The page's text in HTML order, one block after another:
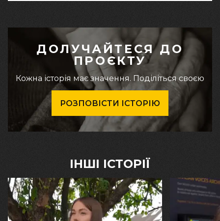
ДОЛУЧАЙТЕСЯ ДО
ПРОЄКТУ
Кожна історія має значення. Поділіться своєю
РОЗПОВІСТИ ІСТОРІЮ
ІНШІ ІСТОРІЇ